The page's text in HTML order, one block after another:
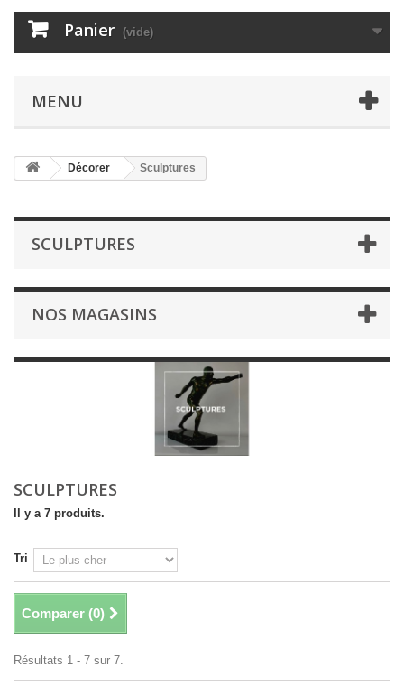
Panier (vide)
MENU
Décorer Sculptures
SCULPTURES
NOS MAGASINS
SCULPTURES
Il y a 7 produits.
Tri
Comparer (0)
Résultats 1 - 7 sur 7.